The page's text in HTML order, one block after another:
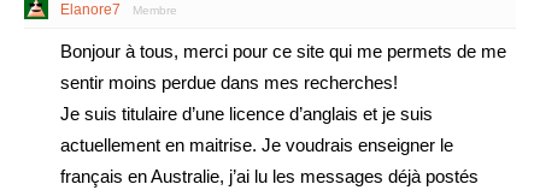
Elanore7 Membre
Bonjour à tous, merci pour ce site qui me permets de me
sentir moins perdue dans mes recherches!
Je suis titulaire d’une licence d’anglais et je suis
actuellement en maitrise. Je voudrais enseigner le
français en Australie, j’ai lu les messages déjà postés